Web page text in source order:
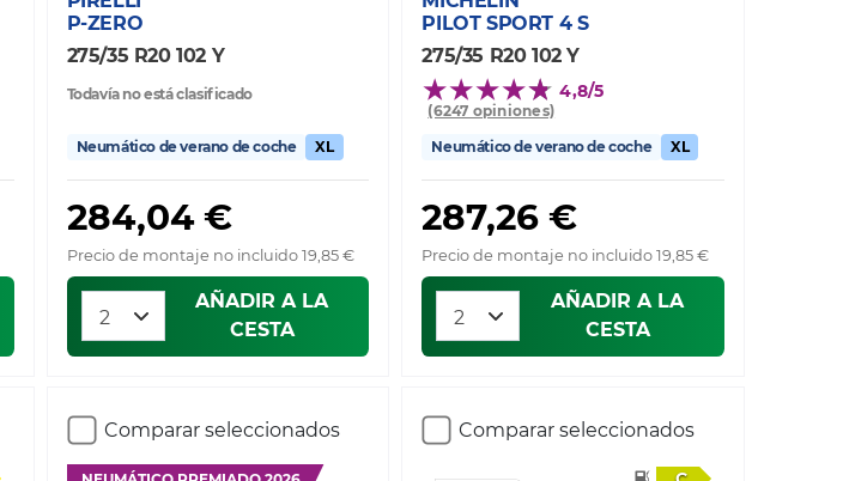
P-ZERO
275/35 R20 102 Y
Todavía no está clasificado
Neumático de verano de coche XL
284,04 €
Precio de montaje no incluido 19,85 €
AÑADIR A LA
CESTA
PILOT SPORT 4 S
275/35 R20 102 Y
4,8/5
(6247 opiniones)
Neumático de verano de coche
XL
287,26 €
Precio de montaje no incluido 19,85 €
AÑADIR A LA
CESTA
Comparar seleccionados Comparar seleccionados